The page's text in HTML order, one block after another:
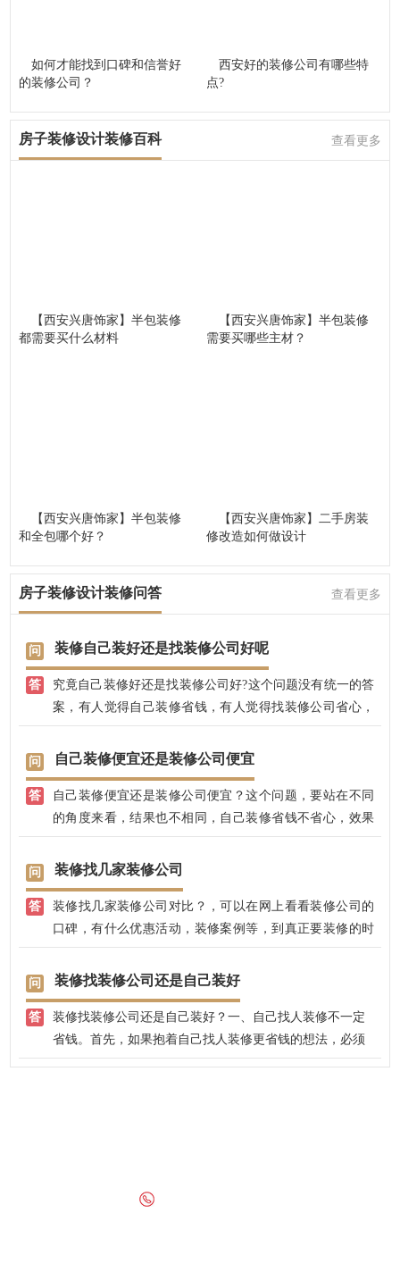
如何才能找到口碑和信誉好
的装修公司？
西安好的装修公司有哪些特
点?
房子装修设计装修百科 查看更多
【西安兴唐饰家】半包装修
都需要买什么材料
【西安兴唐饰家】半包装修
需要买哪些主材？
【西安兴唐饰家】半包装修
和全包哪个好？
【西安兴唐饰家】二手房装
修改造如何做设计
房子装修设计装修问答 查看更多
装修自己装好还是找装修公司好呢
究竟自己装修好还是找装修公司好?这个问题没有统一的答
案，有人觉得自己装修省钱，有人觉得找装修公司省心，
质量有保障，说法不一，各有道理。
自己装修便宜还是装修公司便宜
自己装修便宜还是装修公司便宜？这个问题，要站在不同
的角度来看，结果也不相同，自己装修省钱不省心，效果
不易把控，后期没有保修；找装修公司，有专业的设计师
全程把控，完全不用担心效果，而且，兴唐饰家还免费赠
修效果了。
装修找几家装修公司
装修找几家装修公司对比？，可以在网上看看装修公司的
口碑，有什么优惠活动，装修案例等，到真正要装修的时
候，可以选择3-4家装修公司，没有必要选择太多，否则，
选到最后，浪费自己的精力不说，各种对比因素太多，以
至于使自己也没有了主张。
装修找装修公司还是自己装好
装修找装修公司还是自己装好？一、自己找人装修不一定
省钱。首先，如果抱着自己找人装修更省钱的想法，必须
要明白以下几点：1.可能造成材料浪费率高。水暖管件剩
给你出张图，还是七拼八凑的。因为设计师明目张胆地做